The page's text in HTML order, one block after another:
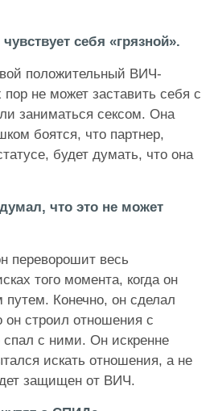
себя «грязной».
положительный ВИЧ-
не может заставить себя с
заниматься сексом. Она
боятся, что партнер,
будет думать, что она
что это не может
переворошит весь
того момента, когда он
Конечно, он сделал
он строил отношения с
спал с ними. Он искренне
искать отношения, а не
защищен от ВИЧ.